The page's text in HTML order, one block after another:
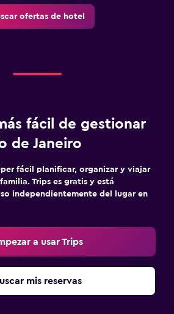
ofertas de hotel
fácil de gestionar
de Janeiro
fácil planificar, organizar y viajar
Trips es gratis y está
independientemente del lugar en
a usar Trips
mis reservas